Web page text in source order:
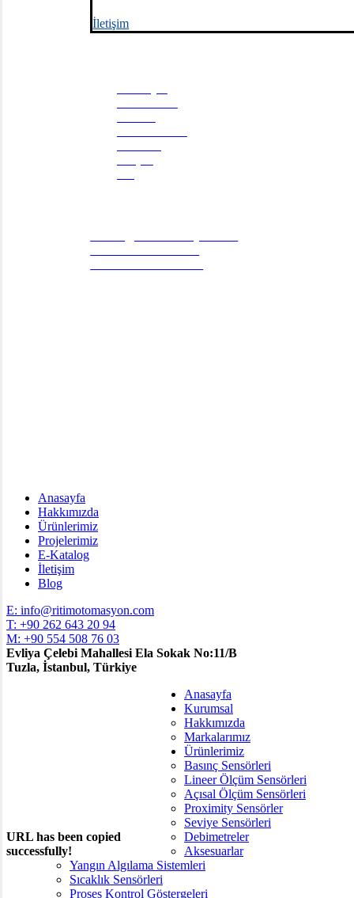
İletişim
Anasayfa
Hakkımızda
Ürünlerimiz
Projelerimiz
E-Katalog
İletişim
Blog
E: info@ritimotomasyon.com
T: +90 262 643 20 94
M: +90 554 508 76 03
Evliya Çelebi Mahallesi Ela Sokak No:11/B
Tuzla, İstanbul, Türkiye
URL has been copied
successfully!
Close
Menu
Anasayfa
Kurumsal
Hakkımızda
Markalarımız
Ürünlerimiz
Basınç Sensörleri
Lineer Ölçüm Sensörleri
Açısal Ölçüm Sensörleri
Proximity Sensörler
Seviye Sensörleri
Debimetreler
Aksesuarlar
Yangın Algılama Sistemleri
Sıcaklık Sensörleri
Proses Kontrol Göstergeleri